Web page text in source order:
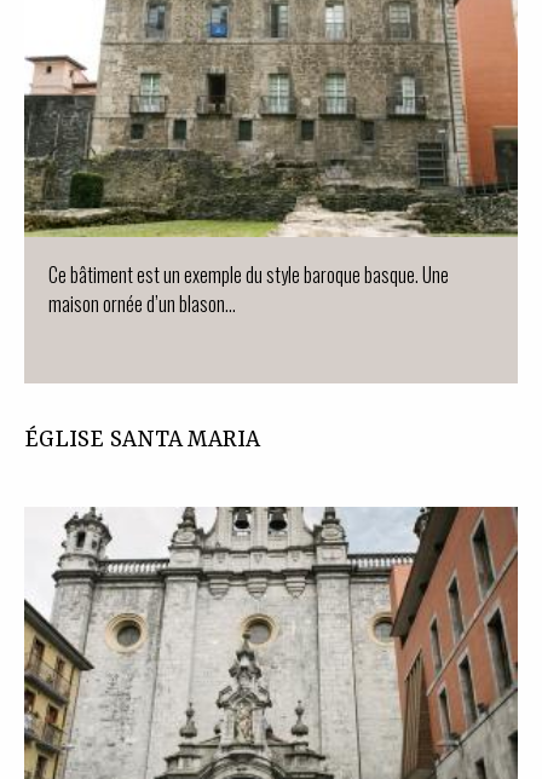
Ce bâtiment est un exemple du style baroque basque. Une
maison ornée d’un blason…
ÉGLISE SANTA MARIA